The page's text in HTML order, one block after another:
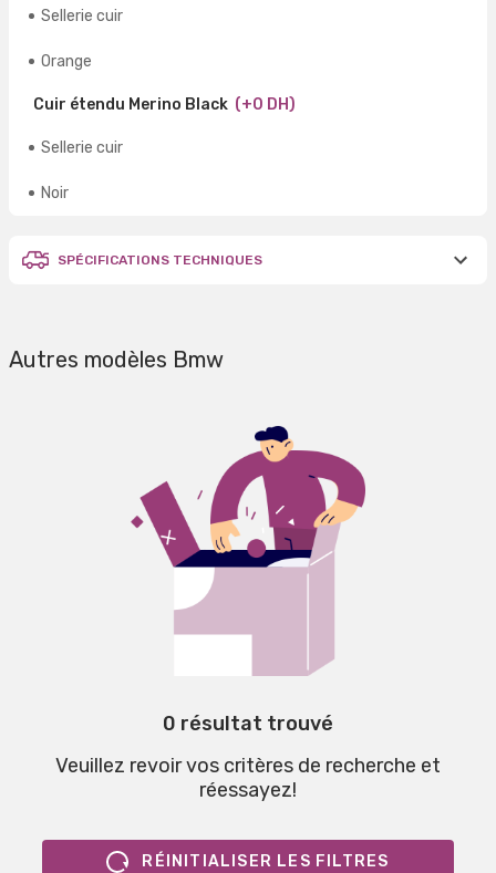
Sellerie cuir
Orange
Cuir étendu Merino Black (+0 DH)
Sellerie cuir
Noir
SPÉCIFICATIONS TECHNIQUES
Autres modèles Bmw
0 résultat trouvé
Veuillez revoir vos critères de recherche et
réessayez!
RÉINITIALISER LES FILTRES